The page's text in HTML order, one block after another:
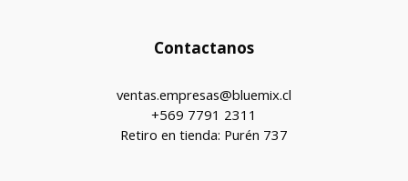
Contactanos
ventas.empresas@bluemix.cl
+569 7791 2311
Retiro en tienda: Purén 737